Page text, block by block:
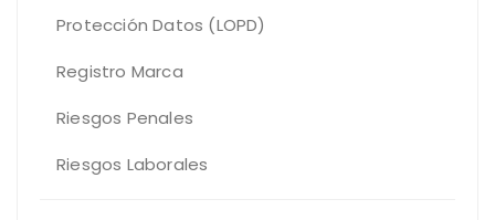
Protección Datos (LOPD)
Registro Marca
Riesgos Penales
Riesgos Laborales